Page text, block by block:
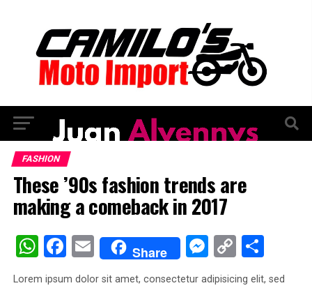
FASHION
These ’90s fashion trends are
making a comeback in 2017
WhatsApp
Facebook
EmailShare
Copy
Link
Lorem ipsum dolor sit amet, consectetur adipisicing elit, sed